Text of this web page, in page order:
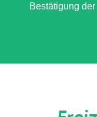
Bestätigung